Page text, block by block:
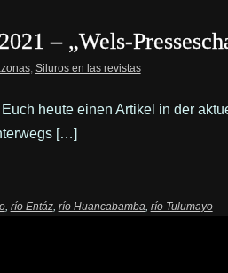
– „Wels-
, Siluros en las revistas
heute einen Artikel in der
[…]
, río Entáz, río Huancabamba, río Tulumayo